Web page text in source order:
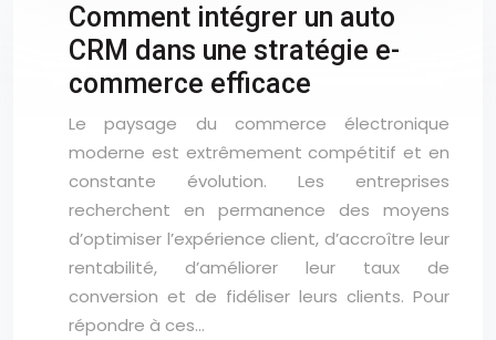
Comment intégrer un auto
CRM dans une stratégie e-
commerce efficace
Le paysage du commerce électronique
moderne est extrêmement compétitif et en
constante évolution. Les entreprises
recherchent en permanence des moyens
d’optimiser l’expérience client, d’accroître leur
rentabilité, d’améliorer leur taux de
conversion et de fidéliser leurs clients. Pour
répondre à ces…